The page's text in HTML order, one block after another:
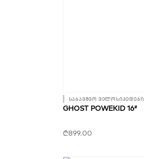
საბავშვო ველოსიპედები
GHOST POWEKID 16″
₾899.00